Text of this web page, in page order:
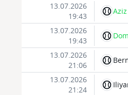
13.07.2026
19:43
13.07.2026
19:43
13.07.2026
21:06
13.07.2026
21:24